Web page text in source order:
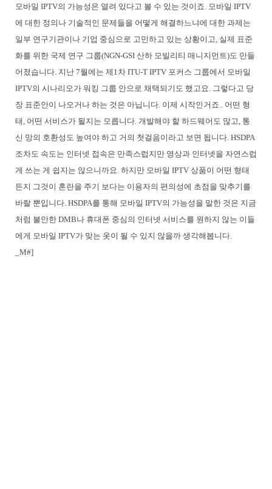
모바일 IPTV의 가능성은 열려 있다고 볼 수 있는 것이죠. 모바일 IPTV
에 대한 정의나 기술적인 문제들을 어떻게 해결하느냐에 대한 과제는
일부 연구기관이나 기업 중심으로 고민하고 있는 상황이고, 실제 표준
화를 위한 국제 연구 그룹(NGN-GSI 산하 모빌리티 매니지먼트)도 만들
어졌습니다. 지난 7월에는 제1차 ITU-T IPTV 포커스 그룹에서 모바일
IPTV의 시나리오가 워킹 그룹 안으로 채택되기도 했고요. 그렇다고 당
장 표준안이 나오거나 하는 것은 아닙니다. 이제 시작인거죠.. 어떤 형
태, 어떤 서비스가 될지는 모릅니다. 개발해야 할 하드웨어도 많고, 통
신 망의 호환성도 높여야 하고 거의 첫걸음이라고 보면 됩니다. HSDPA
조차도 속도는 인터넷 접속은 만족스럽지만 영상과 인터넷을 자연스럽
게 쓰는 게 쉽지는 않으니까요. 하지만 모바일 IPTV 상품이 어떤 형태
든지 그것이 혼란을 주기 보다는 이용자의 편의성에 초점을 맞추기를
바랄 뿐입니다. HSDPA를 통해 모바일 IPTV의 가능성을 말한 것은 지금
처럼 불안한 DMB나 휴대폰 중심의 인터넷 서비스를 원하지 않는 이들
에게 모바일 IPTV가 맞는 옷이 될 수 있지 않을까 생각해봅니다.
_M#]